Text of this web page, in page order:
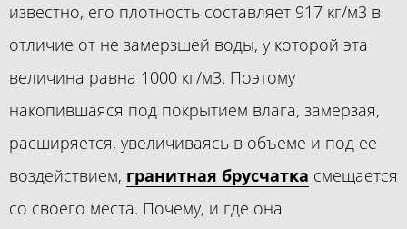
известно, его плотность составляет 917 кг/м3 в
отличие от не замерзшей воды, у которой эта
величина равна 1000 кг/м3. Поэтому
накопившаяся под покрытием влага, замерзая,
расширяется, увеличиваясь в объеме и под ее
воздействием, гранитная брусчатка смещается
со своего места. Почему, и где она